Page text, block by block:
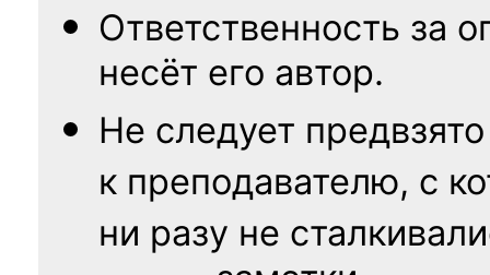
Ответственность за
несёт его автор.
Не следует
к преподавателю, с
ни разу не